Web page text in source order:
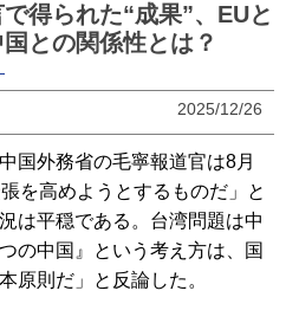
得られた“成果”、EUと
との関係性とは？
2025/12/26
国外務省の毛寧報道官は8月
を高めようとするものだ」と
は平穏である。台湾問題は中
の中国』という考え方は、国
原則だ」と反論した。